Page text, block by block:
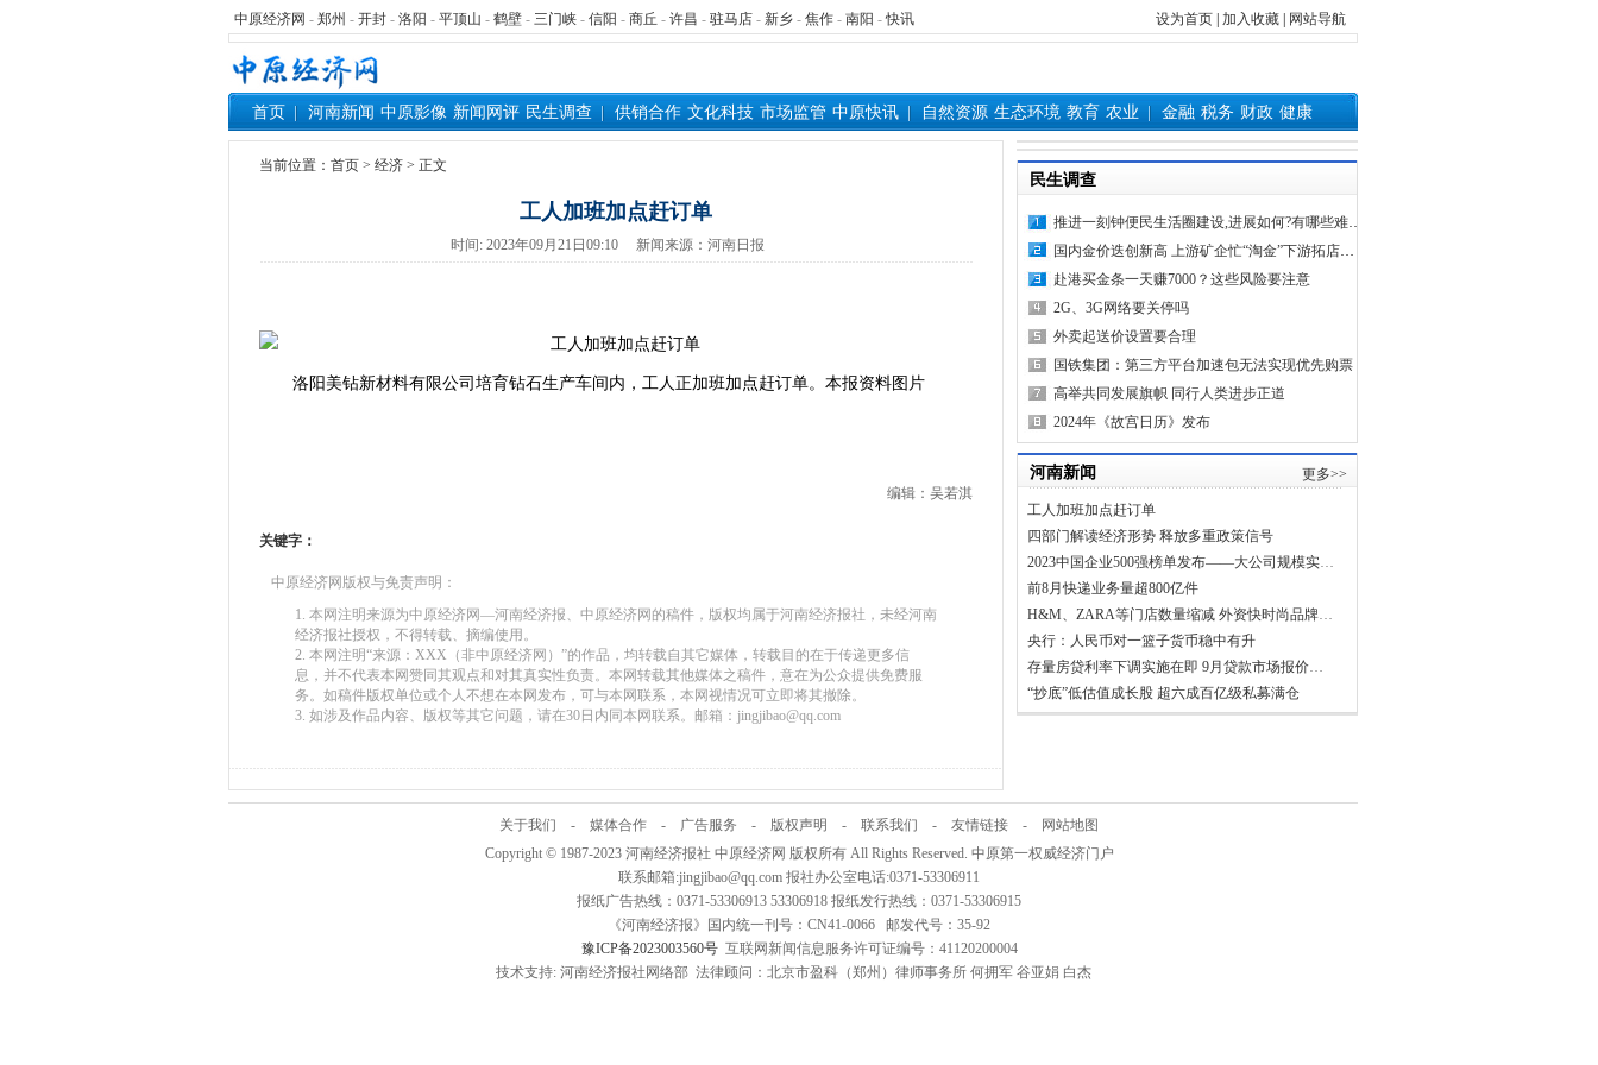
中原经济网 - 郑州 - 开封 - 洛阳 - 平顶山 - 鹤壁 - 三门峡 - 信阳 - 商丘 - 许昌 - 驻马店 - 新乡 - 焦作 - 南阳 -快讯 设为首页 加入收藏 网站导航
首页 河南新闻 中原影像 新闻网评 民生调查 供销合作 文化科技 市场监管 中原快讯 自然资源 生态环境 教育 农业 金融 税务 财政 健康
当前位置： 首页 > 经济 > 正文
工人加班加点赶订单
时间: 2023年09月21日09:10 新闻来源：河南日报
洛阳美钻新材料有限公司培育钻石生产车间内，工人正加班加点赶订单。本报资料图片
编辑：吴若淇
关键字：
中原经济网版权与免责声明：
1. 本网注明来源为中原经济网—河南经济报、中原经济网的稿件，版权均属于河南经济报社，未经河南
经济报社授权，不得转载、摘编使用。
2. 本网注明“来源：XXX（非中原经济网）”的作品，均转载自其它媒体，转载目的在于传递更多信
息，并不代表本网赞同其观点和对其真实性负责。本网转载其他媒体之稿件，意在为公众提供免费服
务。如稿件版权单位或个人不想在本网发布，可与本网联系，本网视情况可立即将其撤除。
3. 如涉及作品内容、版权等其它问题，请在30日内同本网联系。邮箱：jingjibao@qq.com
民生调查
推进一刻钟便民生活圈建设,进展如何?有哪些难点、堵点?
国内金价迭创新高 上游矿企忙“淘金”下游拓店抢市场
赴港买金条一天赚7000？这些风险要注意
2G、3G网络要关停吗
外卖起送价设置要合理
国铁集团：第三方平台加速包无法实现优先购票
高举共同发展旗帜 同行人类进步正道
2024年《故宫日历》发布
河南新闻 更多>>
工人加班加点赶订单
四部门解读经济形势 释放多重政策信号
2023中国企业500强榜单发布——大公司规模实力再上台阶
前8月快递业务量超800亿件
H&M、ZARA等门店数量缩减 外资快时尚品牌为何不那么火了
央行：人民币对一篮子货币稳中有升
存量房贷利率下调实施在即 9月贷款市场报价利率维持不变
“抄底”低估值成长股 超六成百亿级私募满仓
关于我们 - 媒体合作 - 广告服务 - 版权声明 - 联系我们 - 友情链接 -
网站地图
Copyright © 1987-2023 河南经济报社 中原经济网 版权所有 All Rights Reserved. 中原第一权威经济门户
联系邮箱:jingjibao@qq.com 报社办公室电话:0371-53306911
报纸广告热线：0371-53306913 53306918 报纸发行热线：0371-53306915
《河南经济报》国内统一刊号：CN41-0066 邮发代号：35-92
豫ICP备2023003560号互联网新闻信息服务许可证编号：41120200004
技术支持: 河南经济报社网络部 法律顾问：北京市盈科（郑州）律师事务所 何拥军 谷亚娟 白杰